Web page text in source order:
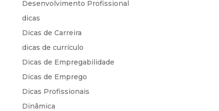
Desenvolvimento Profissional
dicas
Dicas de Carreira
dicas de currículo
Dicas de Empregabilidade
Dicas de Emprego
Dicas Profissionais
Dinâmica